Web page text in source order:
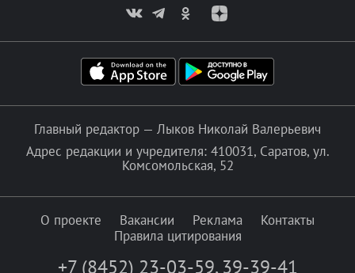
Главный редактор — Лыков Николай Валерьевич
Адрес редакции и учредителя: 410031, Саратов, ул.
Комсомольская, 52
О проекте Вакансии Реклама
Контакты
Правила цитирования
+7 (8452) 23-03-59, 39-39-41